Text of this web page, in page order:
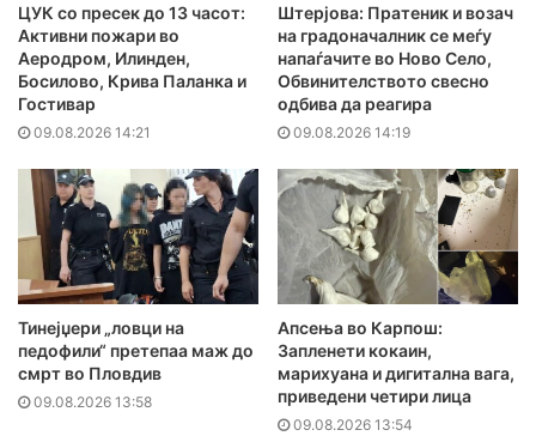
ЦУК со пресек до 13 часот:
Активни пожари во
Аеродром, Илинден,
Босилово, Крива Паланка и
Гостивар
09.08.2026 14:21
Штерјова: Пратеник и возач
на градоначалник се меѓу
напаѓачите во Ново Село,
Обвинителството свесно
одбива да реагира
09.08.2026 14:19
Тинејџери „ловци на
педофили“ претепаа маж до
смрт во Пловдив
09.08.2026 13:58
Апсења во Карпош:
Запленети кокаин,
марихуана и дигитална вага,
приведени четири лица
09.08.2026 13:54